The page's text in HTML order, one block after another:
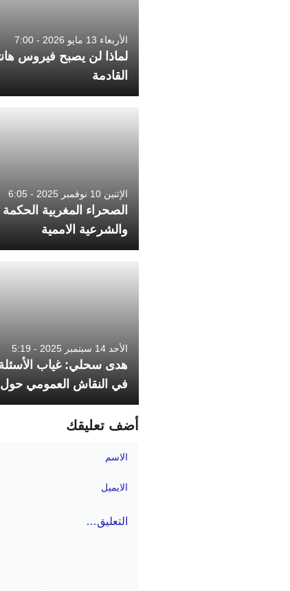
الأربعاء 13 مايو 2026 - 7:00
لماذا لن يصبح فيروس
القادمة
الإثنين 10 نوفمبر 2025 - 6:05
الصحراء المغربية الحكمة
والشرعية الاممية
الأحد 14 سبتمبر 2025 - 5:19
هدى سحلي: غياب
في النقاش العمومي
أضف تعليقك